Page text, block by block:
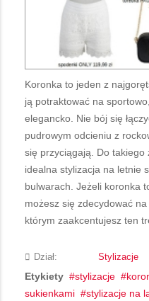
Koronka to jeden z
ją potraktować na
elegancko. Nie bój się
pudrowym odcieniu z
się przyciągają. Do
idealna stylizacja na letnie
bulwarach. Jeżeli koronka
możesz się zdecydować
którym zaakcentujesz ten
Dział: Stylizacje
Etykiety stylizacje
sukienkami
stylizacje na